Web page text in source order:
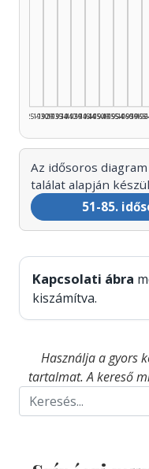
1925–1929
1930–1934
1935–1939
1940–1944
1945–1949
1950–1954
1955–1959
Az idősoros
találat alapján
51-85.
Kapcsolati ábra
kiszámítva.
Használja a gyors
tartalmat. A kereső